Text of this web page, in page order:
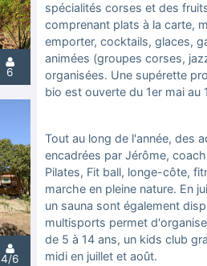
spécialités corses et des
comprenant plats à la carte,
emporter, cocktails, glaces,
animées (groupes corses,
organisées. Une supérette
bio est ouverte du 1er mai au
Tout au long de l'année, des
encadrées par Jérôme,
Pilates, Fit ball, longe-côte,
marche en pleine nature. En
un sauna sont également
multisports permet
de 5 à 14 ans, un kids club
midi en juillet et août.
6
4/6